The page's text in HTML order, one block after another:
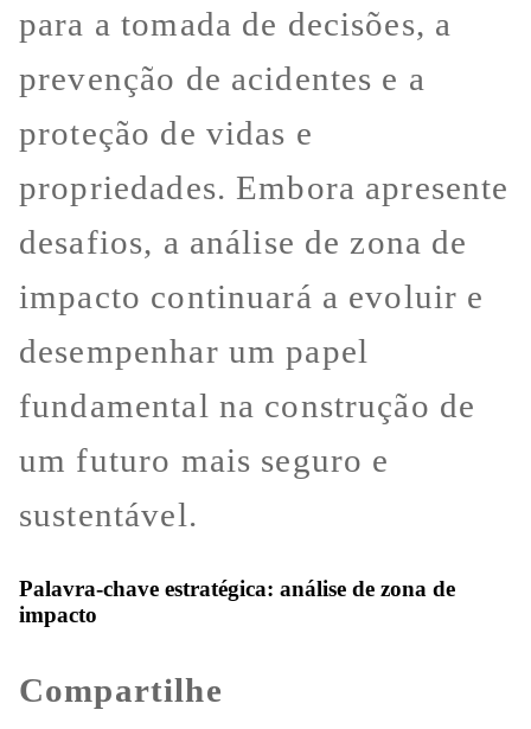
para a tomada de decisões, a
prevenção de acidentes e a
proteção de vidas e
propriedades. Embora apresente
desafios, a análise de zona de
impacto continuará a evoluir e
desempenhar um papel
fundamental na construção de
um futuro mais seguro e
sustentável.
Palavra-chave estratégica: análise de zona de
impacto
Compartilhe